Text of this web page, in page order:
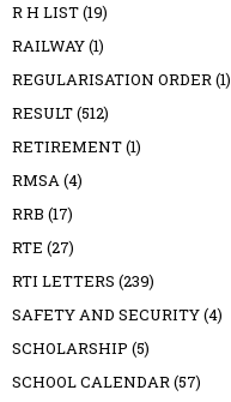
R H LIST(19)
RAILWAY(1)
REGULARISATION ORDER (1)
RESULT(512)
RETIREMENT(1)
RMSA (4)
RRB (17)
RTE (27)
RTI LETTERS (239)
SAFETY AND SECURITY(4)
SCHOLARSHIP (5)
SCHOOL CALENDAR (57)